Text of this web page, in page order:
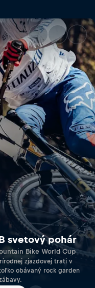
svetový pohár
Bike World Cup
zjazdovej trati v
obávaný rock garden